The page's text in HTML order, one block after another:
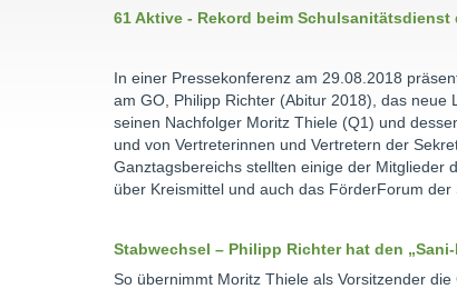
61 Aktive - Rekord beim Schulsanitätsdienst
In einer Pressekonferenz am 29.08.2018
am GO, Philipp Richter (Abitur 2018), das neue
seinen Nachfolger Moritz Thiele (Q1) und
und von Vertreterinnen und Vertretern der
Ganztagsbereichs stellten einige der Mitglieder
über Kreismittel und auch das FörderForum der
Stabwechsel – Philipp Richter hat den
So übernimmt Moritz Thiele als Vorsitzender